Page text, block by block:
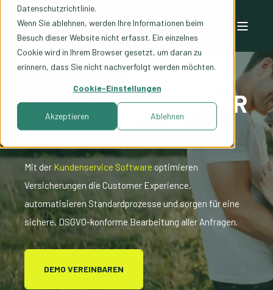
Datenschutzrichtlinie.
Wenn Sie ablehnen, werden Ihre Informationen beim
Besuch dieser Website nicht erfasst. Ein einzelnes
Cookie wird in Ihrem Browser gesetzt, um daran zu
erinnern, dass Sie nicht nachverfolgt werden möchten.
Cookie-Einstellungen
Akzeptieren Ablehnen
KUNDENSERVICE FÜR
VERSICHERUNGEN
Mit der Kundenservice Software optimieren
Versicherungen die Customer Experience,
automatisieren Standardprozesse und sorgen für eine
sichere, DSGVO-konforme Bearbeitung aller Anfragen.
DEMO VEREINBAREN